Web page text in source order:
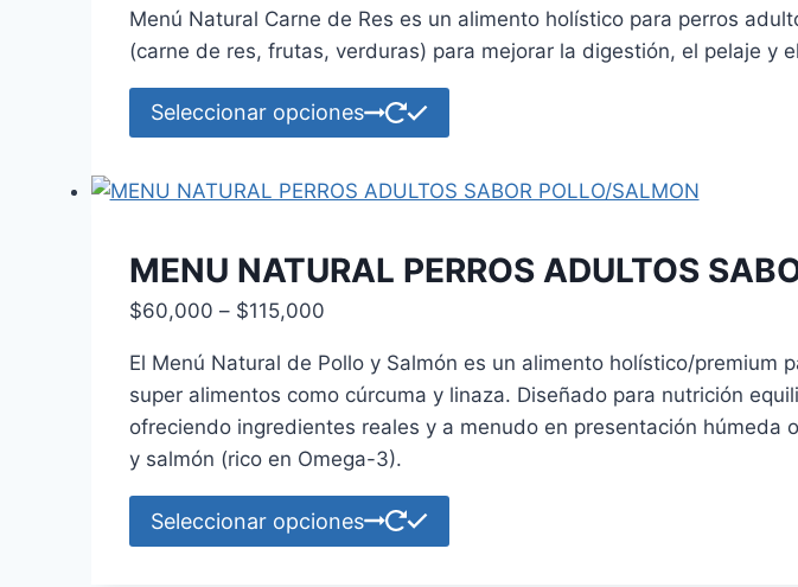
elegir
en
de
$60,000
through
$115,000
Menú Natural Carne de Res es un alimento holístico para perros
(carne de res, frutas, verduras) para mejorar la digestión, el pelaje y
Seleccionar opciones
producto
múltiples
Las
pueden
elegir
en
producto
MENU NATURAL PERROS ADULTOS
$60,000 – $115,000Price
$60,000
through
$115,000
El Menú Natural de Pollo y Salmón es un alimento holístico/
super alimentos como cúrcuma y linaza. Diseñado para nutrición
ofreciendo ingredientes reales y a menudo en presentación
y salmón (rico en Omega-3).
Seleccionar opciones
producto